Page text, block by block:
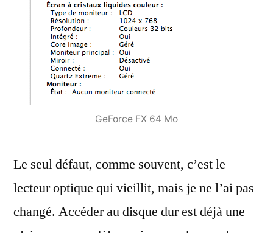
GeForce FX 64 Mo
Le seul défaut, comme souvent, c’est le
lecteur optique qui vieillit, mais je ne l’ai pas
changé. Accéder au disque dur est déjà une